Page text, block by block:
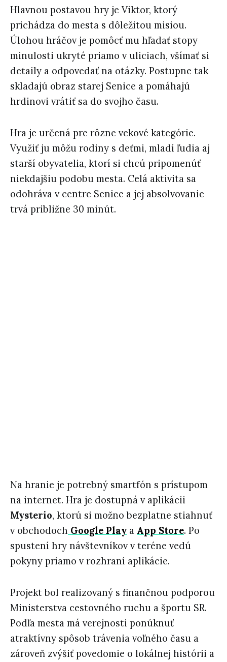
Hlavnou postavou hry je Viktor, ktorý
prichádza do mesta s dôležitou misiou.
Úlohou hráčov je pomôcť mu hľadať stopy
minulosti ukryté priamo v uliciach, všímať si
detaily a odpovedať na otázky. Postupne tak
skladajú obraz starej Senice a pomáhajú
hrdinovi vrátiť sa do svojho času.
Hra je určená pre rôzne vekové kategórie.
Využiť ju môžu rodiny s deťmi, mladí ľudia aj
starší obyvatelia, ktorí si chcú pripomenúť
niekdajšiu podobu mesta. Celá aktivita sa
odohráva v centre Senice a jej absolvovanie
trvá približne 30 minút.
Na hranie je potrebný smartfón s prístupom
na internet. Hra je dostupná v aplikácii
Mysterio, ktorú si možno bezplatne stiahnuť
v obchodoch Google Play a App Store. Po
spustení hry návštevníkov v teréne vedú
pokyny priamo v rozhraní aplikácie.
Projekt bol realizovaný s finančnou podporou
Ministerstva cestovného ruchu a športu SR.
Podľa mesta má verejnosti ponúknuť
atraktívny spôsob trávenia voľného času a
zároveň zvýšiť povedomie o lokálnej histórii a